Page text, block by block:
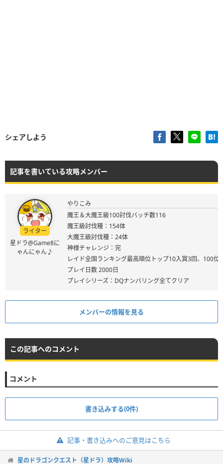
シェアしよう
記事を書いている攻略メンバー
ライター
星ドラ@Game8に
ゃんにゃん♪
やりこみ
魔王＆大魔王級100討伐バッチ数116
魔王級討伐種：154体
大魔王級討伐種：24体
神様チャレンジ：完
レイド全国ランキング最高順位トップ10入賞3回、100位
プレイ日数 2000日
プレイシリーズ：DQナンバリング全てクリア
メンバーの情報を見る
この記事へのコメント
コメント
書き込みする(0件)
記事・書き込みへのご意見はこちら
星のドラゴンクエスト（星ドラ）攻略Wiki